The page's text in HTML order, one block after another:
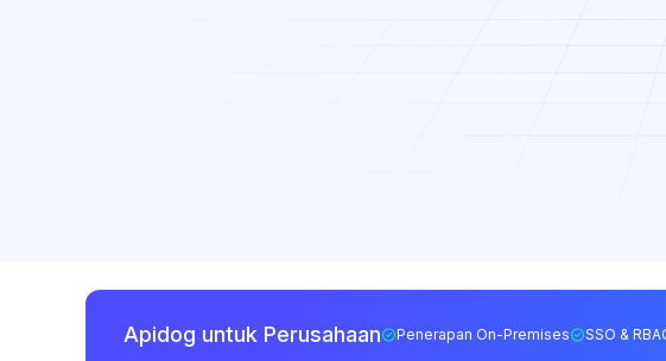
Apidog untuk Perusahaan Penerapan On-Premises SSO &